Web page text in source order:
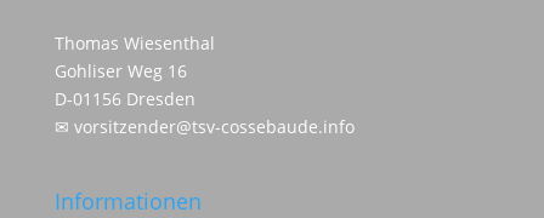
Thomas Wiesenthal
Gohliser Weg 16
D-01156 Dresden
✉ vorsitzender@tsv-cossebaude.info
Informationen